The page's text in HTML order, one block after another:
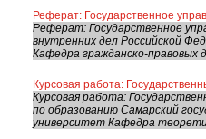
Реферат: Государственное
Реферат: Государственное
внутренних дел Российской
Кафедра гражданско-правовых
Курсовая работа:
Курсовая работа:
по образованию Самарский
университет Кафедра